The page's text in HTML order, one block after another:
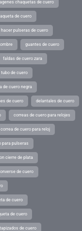
chaquetas de cuero
de cuero
hacer pulseras de cuero
guantes de cuero
faldas de cuero zara
tubo de cuero
de cuero negra
de cuero delantales de cuero
correas de cuero para relojes
correa de cuero para reloj
para pulseras
cierre de plata
de cuero
de cuero
de cuero
de cuero